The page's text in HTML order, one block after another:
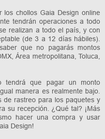
los chollos Gaia Design online
tendrán operaciones a todo
realizan a todo el país, y con
(de 3 a 12 días hábiles).
que no pagarás montos
Área metropolitana, Toluca,
tendrá que pagar un monto
manera es realmente bajo.
de rastreo para los paquetes y
su recepción. ¿Qué tal? ¡Más
hacer una compra y usar
Design!